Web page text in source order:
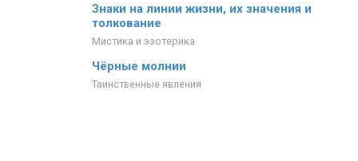
Знаки на линии жизни, их значения и
толкование
Мистика и эзотерика
Чёрные молнии
Таинственные явления